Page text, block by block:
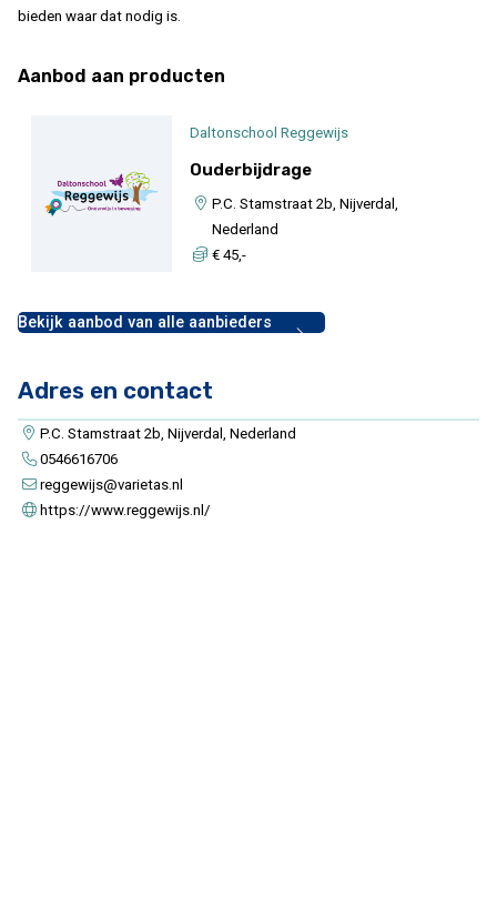
bieden waar dat nodig is.
Aanbod aan producten
Ouderbijdrage
Daltonschool Reggewijs
P.C. Stamstraat 2b, Nijverdal,
Nederland
€ 45,-
Bekijk aanbod van alle aanbieders
Adres en contact
P.C. Stamstraat 2b, Nijverdal, Nederland
0546616706
reggewijs@varietas.nl
https://www.reggewijs.nl/